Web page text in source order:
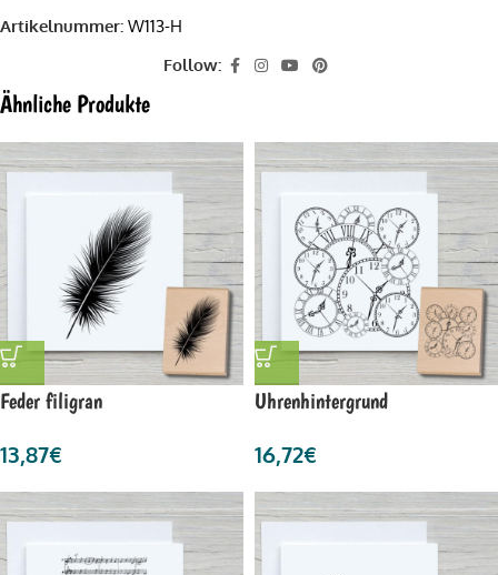
Artikelnummer: W113-H
Follow:
Ähnliche Produkte
Feder filigran
13,87€
Uhrenhintergrund
16,72€